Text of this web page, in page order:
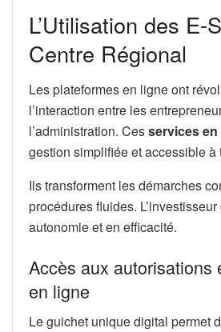
L’Utilisation des E-
Centre Régional
Les plateformes en ligne ont
l’interaction entre les
l’administration. Cesservices
gestion simplifiée et accessible à
Ils transforment les démarches
procédures fluides.
autonomie et en efficacité.
Accès aux autorisations
en ligne
Le guichet unique digital permet